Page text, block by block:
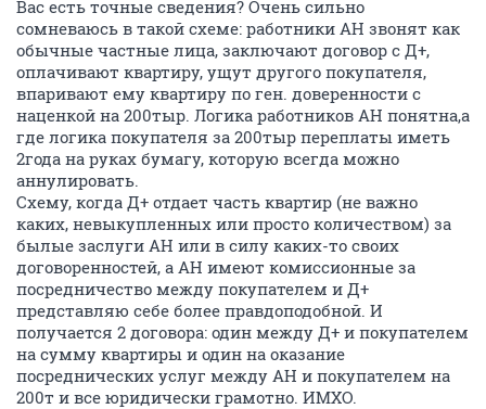
Вас есть точные сведения? Очень сильно
сомневаюсь в такой схеме: работники АН звонят как
обычные частные лица, заключают договор с Д+,
оплачивают квартиру, ущут другого покупателя,
впаривают ему квартиру по ген. доверенности с
наценкой на 200тыр. Логика работников АН понятна,а
где логика покупателя за 200тыр переплаты иметь
2года на руках бумагу, которую всегда можно
аннулировать.
Схему, когда Д+ отдает часть квартир (не важно
каких, невыкупленных или просто количеством) за
былые заслуги АН или в силу каких-то своих
договоренностей, а АН имеют комиссионные за
посредничество между покупателем и Д+
представляю себе более правдоподобной. И
получается 2 договора: один между Д+ и покупателем
на сумму квартиры и один на оказание
посреднических услуг между АН и покупателем на
200т и все юридически грамотно. ИМХО.